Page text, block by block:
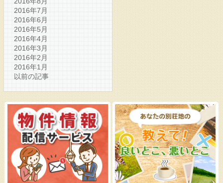
2016年7月
2016年6月
2016年5月
2016年4月
2016年3月
2016年2月
2016年1月
以前の記事